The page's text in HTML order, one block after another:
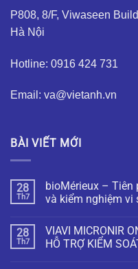
P808, 8/F, Viwaseen
Hà Nội
Hotline: 0916 424 731
Email: va@vietanh.vn
BÀI VIẾT MỚI
28
Th7
bioMérieux – Tiên
và kiểm nghiệm vi
28
Th7
VIAVI MICRONIR
HỖ TRỢ KIỂM